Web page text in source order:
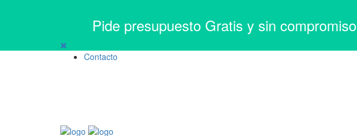
Pide presupuesto Gratis y sin compromiso
Contacto